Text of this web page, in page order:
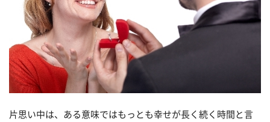
片思い中は、ある意味ではもっとも幸せが長く続く時間と言